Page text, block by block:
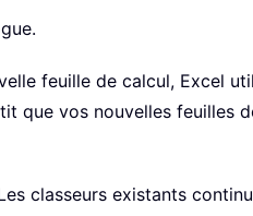
feuille de calcul, Excel
que vos nouvelles feuilles
classeurs existants